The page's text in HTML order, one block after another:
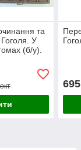
та
У
(б/у).
695